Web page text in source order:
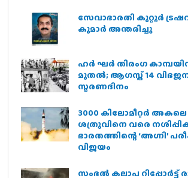
സേവാഭാരതി കുറ്റൂർ
കുമാർ അന്തരിച്ചു
ഹര്‍ ഘര്‍ തിരംഗ
മുതല്‍; ആഗസ്ത് 14
സ്മരണദിനം
3000 കിലോമീറ്റർ
ശത്രുവിനെ വരെ
ഭാരതത്തിന്റെ ‘അഗ്നി’
വിജയം
സംഭൽ കലാപ റിപ്പോർട്ട്